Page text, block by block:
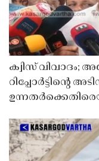
ക്വിസ് വിവാദം;
റിപ്പോർട്ടിൻ്റെ